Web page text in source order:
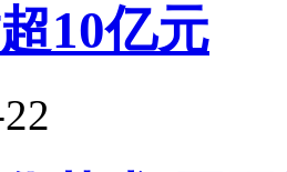
10亿元